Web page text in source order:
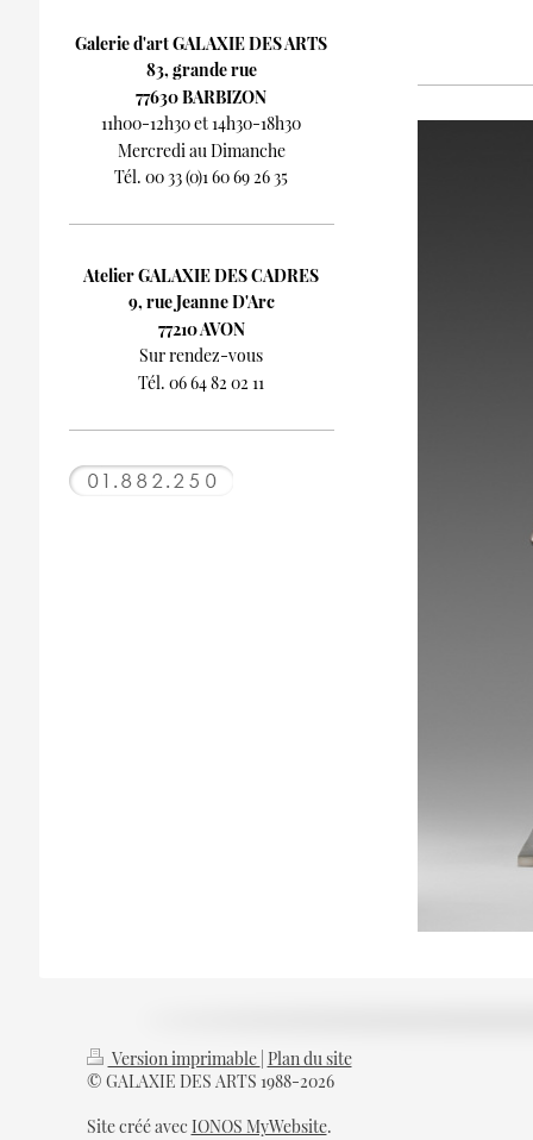
Galerie d'art GALAXIE DES ARTS
83, grande rue
77630 BARBIZON
11h00-12h30 et 14h30-18h30
Mercredi au Dimanche
Tél. 00 33 (0)1 60 69 26 35
Atelier GALAXIE DES CADRES
9, rue Jeanne D'Arc
77210 AVON
Sur rendez-vous
Tél. 06 64 82 02 11
Version imprimable Plan du site
© GALAXIE DES ARTS 1988-2026
Site créé avec IONOS MyWebsite.